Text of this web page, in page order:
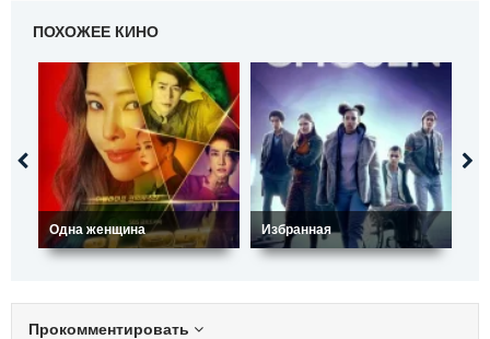
ПОХОЖЕЕ КИНО
Одна женщина Избранная
Прокомментировать